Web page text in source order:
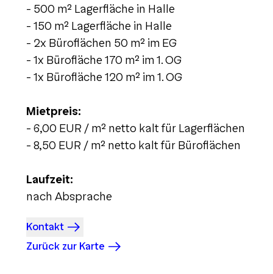
- 500 m² Lagerfläche in Halle
- 150 m² Lagerfläche in Halle
- 2x Büroflächen 50 m² im EG
- 1x Bürofläche 170 m² im 1. OG
- 1x Bürofläche 120 m² im 1. OG
Mietpreis:
- 6,00 EUR / m² netto kalt für Lagerflächen
- 8,50 EUR / m² netto kalt für Büroflächen
Laufzeit:
nach Absprache
Kontakt
Zurück zur Karte